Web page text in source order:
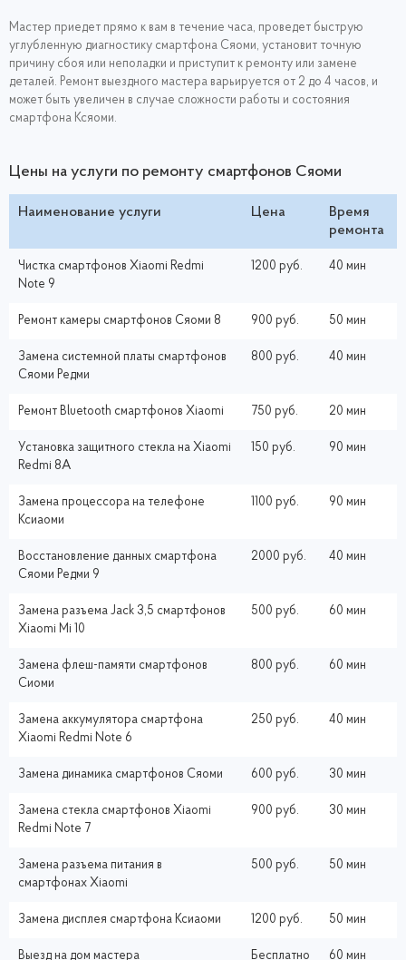
Мастер приедет прямо к вам в течение часа, проведет быструю
углубленную диагностику смартфона Сяоми, установит точную
причину сбоя или неполадки и приступит к ремонту или замене
деталей. Ремонт выездного мастера варьируется от 2 до 4 часов, и
может быть увеличен в случае сложности работы и состояния
смартфона Ксяоми.
Цены на услуги по ремонту смартфонов Сяоми
Наименование услуги Цена
Время
ремонта
Чистка смартфонов Xiaomi Redmi
Note 9
1200 руб. 40 мин
Ремонт камеры смартфонов Сяоми 8 900 руб. 50 мин
Замена системной платы смартфонов
Сяоми Редми
800 руб. 40 мин
Ремонт Bluetooth смартфонов Xiaomi 750 руб. 20 мин
Установка защитного стекла на Xiaomi
Redmi 8A
150 руб. 90 мин
Замена процессора на телефоне
Ксиаоми
1100 руб. 90 мин
Восстановление данных смартфона
Сяоми Редми 9
2000 руб. 40 мин
Замена разъема Jack 3,5 смартфонов
Xiaomi Mi 10
500 руб. 60 мин
Замена флеш-памяти смартфонов
Сиоми
800 руб. 60 мин
Замена аккумулятора смартфона
Xiaomi Redmi Note 6
250 руб. 40 мин
Замена динамика смартфонов Сяоми 600 руб. 30 мин
Замена стекла смартфонов Xiaomi
Redmi Note 7
900 руб. 30 мин
Замена разъема питания в
смартфонах Xiaomi
500 руб. 50 мин
Замена дисплея смартфона Ксиаоми 1200 руб. 50 мин
Выезд на дом мастера Бесплатно 60 мин